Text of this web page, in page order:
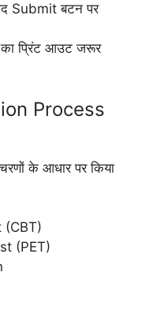
Submit बटन पर
प्रिंट आउट जरूर
Process
चरणों के आधार पर किया
(CBT)
(PET)